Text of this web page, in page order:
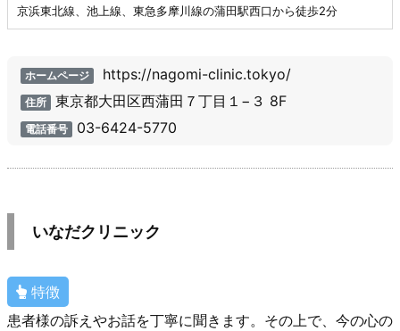
京浜東北線、池上線、東急多摩川線の蒲田駅西口から徒歩2分
ホームページ https://nagomi-clinic.tokyo/
住所 東京都大田区西蒲田７丁目１−３ 8F
電話番号 03-6424-5770
いなだクリニック
特徴
患者様の訴えやお話を丁寧に聞きます。その上で、今の心の